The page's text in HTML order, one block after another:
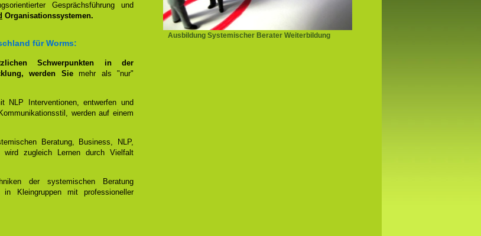
Ausbildung Systemischer Berater Weiterbildung
Gesprächsführung und
Organisationssystemen.
für Worms:
Schwerpunkten in der
werden Siemehr als "nur"
NLP Interventionen, entwerfen und
werden auf einem
Beratung, Business, NLP,
wird zugleich Lernen durch Vielfalt
der systemischen Beratung
Kleingruppen mit professioneller